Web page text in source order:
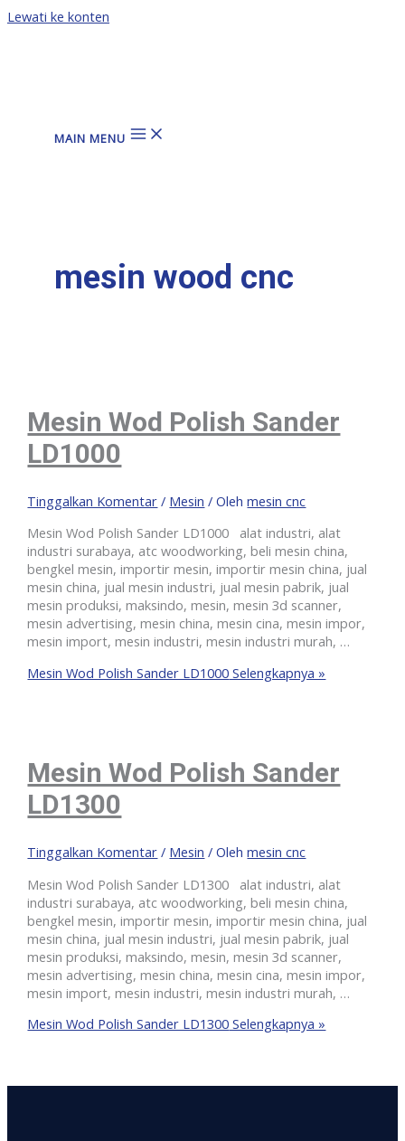
Lewati ke konten
MAIN MENU
mesin wood cnc
Mesin Wod Polish Sander
LD1000
Tinggalkan Komentar / Mesin / Olehmesin cnc
Mesin Wod Polish Sander LD1000 alat industri, alat
industri surabaya, atc woodworking, beli mesin china,
bengkel mesin, importir mesin, importir mesin china, jual
mesin china, jual mesin industri, jual mesin pabrik, jual
mesin produksi, maksindo, mesin, mesin 3d scanner,
mesin advertising, mesin china, mesin cina, mesin impor,
mesin import, mesin industri, mesin industri murah, …
Mesin Wod Polish Sander LD1000 Selengkapnya »
Mesin Wod Polish Sander
LD1300
Tinggalkan Komentar / Mesin / Olehmesin cnc
Mesin Wod Polish Sander LD1300 alat industri, alat
industri surabaya, atc woodworking, beli mesin china,
bengkel mesin, importir mesin, importir mesin china, jual
mesin china, jual mesin industri, jual mesin pabrik, jual
mesin produksi, maksindo, mesin, mesin 3d scanner,
mesin advertising, mesin china, mesin cina, mesin impor,
mesin import, mesin industri, mesin industri murah, …
Mesin Wod Polish Sander LD1300 Selengkapnya »